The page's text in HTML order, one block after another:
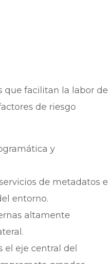
que facilitan la labor de
de riesgo
y
de metadatos e
entorno.
altamente
el eje central del